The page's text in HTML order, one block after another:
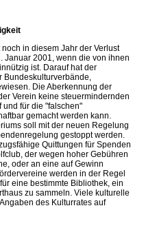
in diesem Jahr der Verlust
Januar 2001, wenn die von ihnen
ist. Darauf hat der
Bundeskulturverbände,
Die Aberkennung der
Verein keine steuermindernden
für die "falschen"
gemacht werden kann.
soll mit der neuen Regelung
gestoppt werden.
Quittungen für Spenden
der wegen hoher Gebühren
oder an eine auf Gewinn
werden in der Regel
eine bestimmte Bibliothek, ein
zu sammeln. Viele kulturelle
des Kulturrates auf